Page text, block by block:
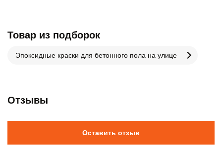
Товар из подборок
Эпоксидные краски для бетонного пола на улице
Отзывы
Оставить отзыв